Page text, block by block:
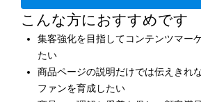
こんな方におすすめです
集客強化を目指してコンテンツマー
たい
商品ページの説明だけでは伝えきれ
ファンを育成したい